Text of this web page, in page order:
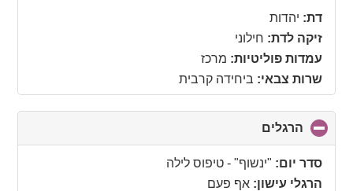
דת: יהדות
זיקה לדת: חילוני
עמדות פוליטיות: מרכז
שרות צבאי: ביחידה קרבית
הרגלים
to
collapse
סדר יום: "ינשוף" - טיפוס לילה
הרגלי עישון: אף פעם